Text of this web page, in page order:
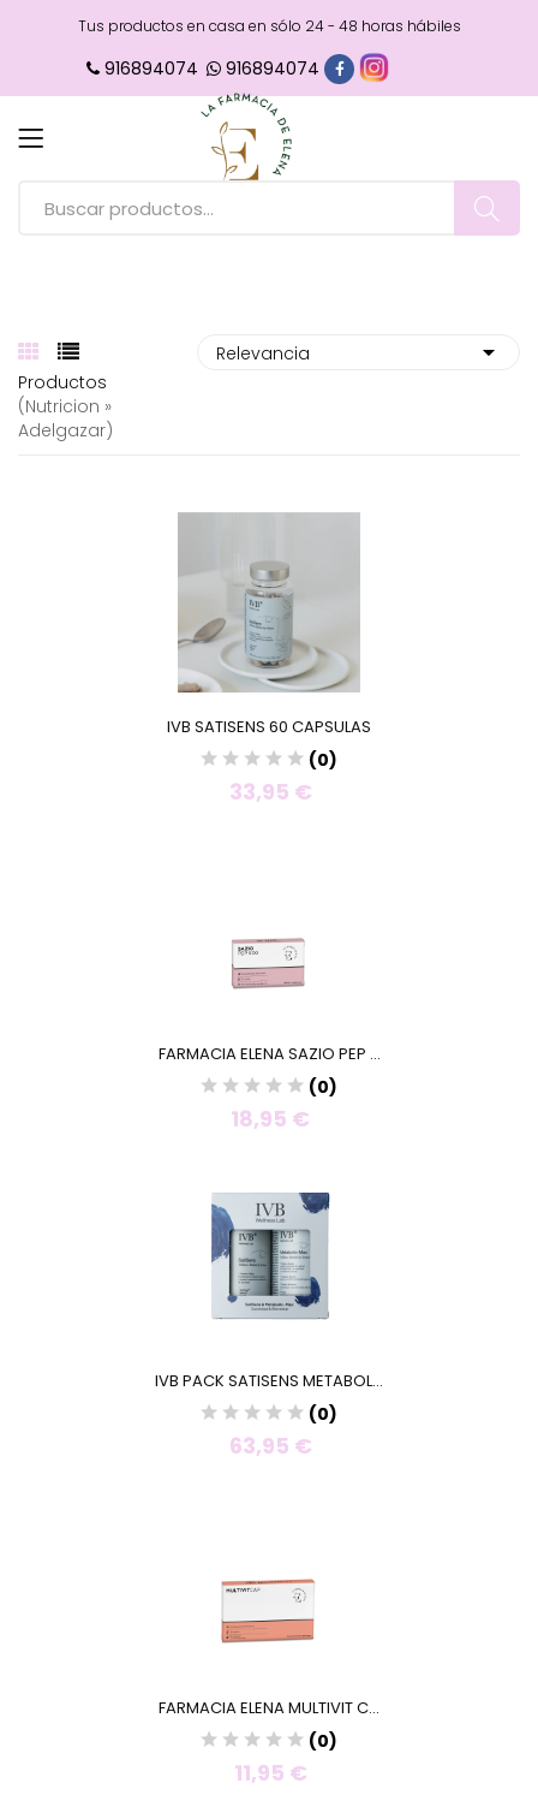
Tus productos en casa en sólo 24 - 48 horas hábiles
916894074 916894074
Productos
(nutricion »
Adelgazar)
IVB SATISENS 60 CAPSULAS
(0)
33,95 €
FARMACIA ELENA SAZIO PEP ...
(0)
18,95 €
IVB PACK SATISENS METABOL...
(0)
63,95 €
FARMACIA ELENA MULTIVIT C...
(0)
11,95 €